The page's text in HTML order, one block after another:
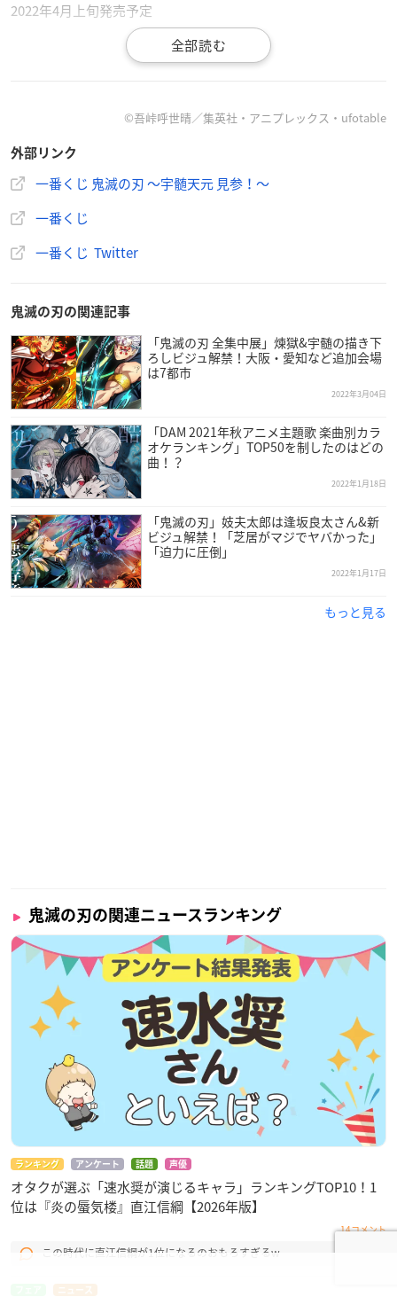
2022年4月上旬発売予定
◤ 全ラインナップ公開しました
ネマなどにて
2次出荷分： 4/9(土)より順次発売予定
ラインナップなど詳細はこちら👉
pic.twitter.com/lbHdBAb0wW
— 一番くじ（BANDAI SPIRITS） (@ichibanKUJI)
21, 2022
©吾峠呼世晴／集英社・アニプレックス・ufotable
外部リンク
一番くじ 鬼滅の刃 ～宇髄天元 見参！～
一番くじ
一番くじ Twitter
鬼滅の刃の関連記事
「鬼滅の刃 全集中展」煉獄&宇髄の描き下
ろしビジュ解禁！大阪・愛知など追加会場
は7都市
2022年3月04日
「DAM 2021年秋アニメ主題歌 楽曲別カラ
オケランキング」TOP50を制したのはどの
曲！？
2022年1月18日
「鬼滅の刃」妓夫太郎は逢坂良太さん&新
ビジュ解禁！「芝居がマジでヤバかった」
「迫力に圧倒」
2022年1月17日
もっと見る
鬼滅の刃の関連ニュースランキング
ランキング アンケート 話題 声優
オタクが選ぶ「速水奨が演じるキャラ」ランキングTOP10！1
位は『炎の蜃気楼』直江信綱【2026年版】
14コメント
この時代に直江信綱が1位になるのおもろすぎるw
ニュース